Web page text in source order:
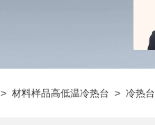
>材料样品高低温冷热台 >冷热台